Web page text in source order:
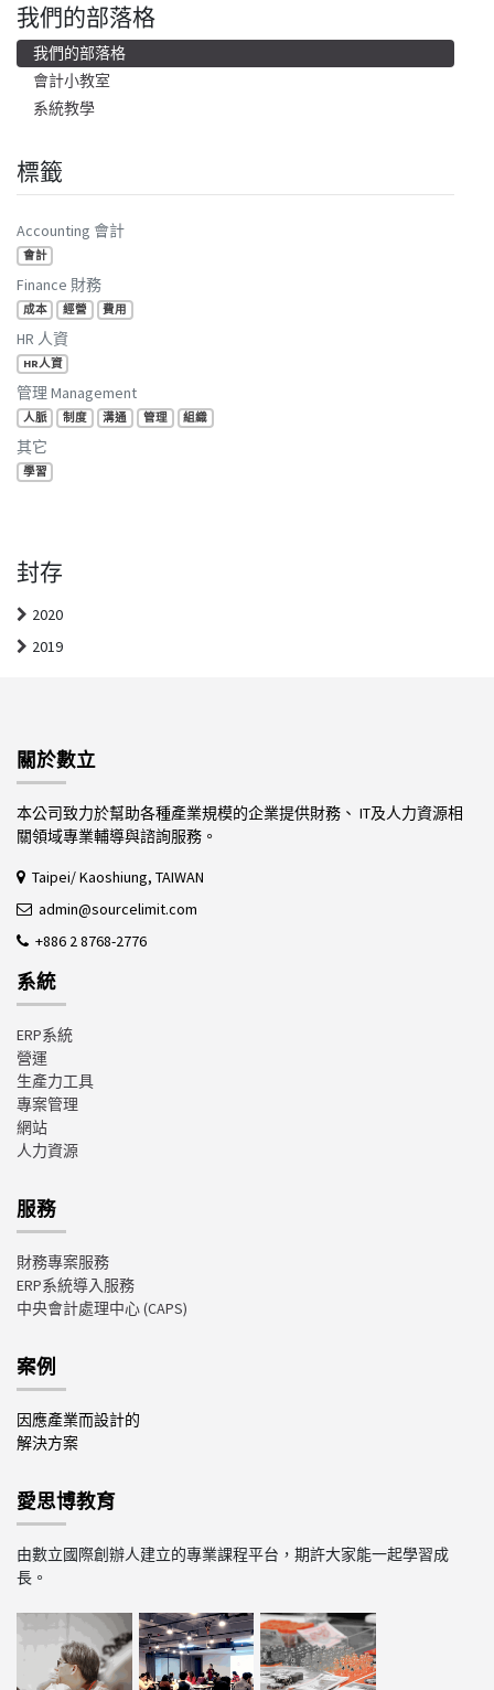
我們的部落格
我們的部落格
會計小教室
系統教學
標籤
Accounting 會計
會計
Finance 財務
成本 經營 費用
HR 人資
HR人資
管理 Management
人脈 制度 溝通 管理 組織
其它
學習
封存
2020
2019
關於數立
本公司致力於幫助各種產業規模的企業提供財務、 IT及人力資源相
關領域專業輔導與諮詢服務。
Taipei/ Kaoshiung, TAIWAN
admin@sourcelimit.com
+886 2 8768-2776
系統
ERP系統
營運
生產力工具
專案管理
網站
人力資源
服務
財務專案服務
ERP系統導入服務
中央會計處理中心(CAPS)
案例
因應產業而設計的
解決方案
愛思博教育
由數立國際創辦人建立的專業課程平台，期許大家能一起學習成
長。